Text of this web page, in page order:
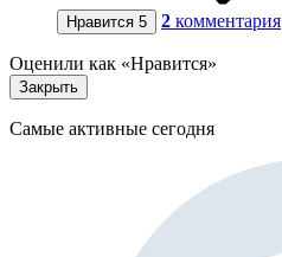
Нравится 5 2 комментария
Оценили как «Нравится»
Закрыть
Самые активные сегодня